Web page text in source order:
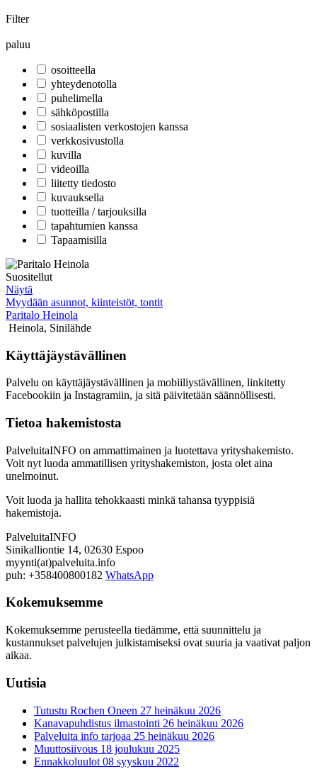
Filter
paluu
osoitteella
yhteydenotolla
puhelimella
sähköpostilla
sosiaalisten verkostojen kanssa
verkkosivustolla
kuvilla
videoilla
liitetty tiedosto
kuvauksella
tuotteilla / tarjouksilla
tapahtumien kanssa
Tapaamisilla
Suositellut
Näytä
Myydään asunnot, kiinteistöt, tontit
Paritalo Heinola
Heinola, Sinilähde
Käyttäjäystävällinen
Palvelu on käyttäjäystävällinen ja mobiiliystävällinen, linkitetty
Facebookiin ja Instagramiin, ja sitä päivitetään säännöllisesti.
Tietoa hakemistosta
PalveluitaINFO on ammattimainen ja luotettava yrityshakemisto.
Voit nyt luoda ammatillisen yrityshakemiston, josta olet aina
unelmoinut.
Voit luoda ja hallita tehokkaasti minkä tahansa tyyppisiä
hakemistoja.
PalveluitaINFO
Sinikalliontie 14, 02630 Espoo
myynti(at)palveluita.info
puh: +358400800182 WhatsApp
Kokemuksemme
Kokemuksemme perusteella tiedämme, että suunnittelu ja
kustannukset palvelujen julkistamiseksi ovat suuria ja vaativat paljon
aikaa.
Uutisia
Tutustu Rochen Oneen 27 heinäkuu 2026
Kanavapuhdistus ilmastointi 26 heinäkuu 2026
Palveluita info tarjoaa 25 heinäkuu 2026
Muuttosiivous 18 joulukuu 2025
Ennakkoluulot 08 syyskuu 2022